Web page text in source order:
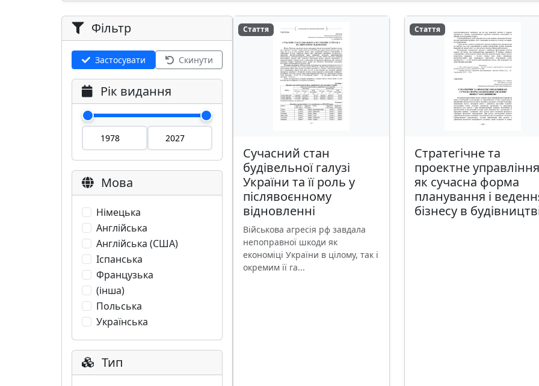
Фільтр
Застосувати Скинути
Рік видання
Мова
Німецька
Англійська
Англійська (США)
Іспанська
Французька
(інша)
Польська
Українська
Тип
Стаття
Сучасний стан
будівельної галузі
України та її роль у
післявоєнному
відновленні
Військова агресія рф завдала
непоправної шкоди як
економіці України в цілому, так і
окремим її га...
Стаття
Стратегічне та
проектне управління
як сучасна форма
планування і
бізнесу в